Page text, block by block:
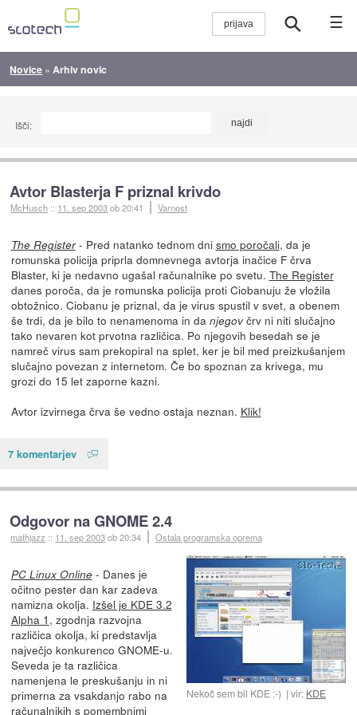
☰
Novice » Arhiv novic
Išči:
Avtor Blasterja F priznal krivdo
McHusch :: 11. sep 2003ob 20:41 Varnost
The Register- Pred natanko tednom dni smo poročali, da je
romunska policija priprla domnevnega avtorja inačice F črva
Blaster, ki je nedavno ugašal računalnike po svetu. The Register
danes poroča, da je romunska policija proti Ciobanuju že vložila
obtožnico. Ciobanu je priznal, da je virus spustil v svet, a obenem
še trdi, da je bilo to nenamenoma in da njegovčrv ni niti slučajno
tako nevaren kot prvotna različica. Po njegovih besedah se je
namreč virus sam prekopiral na splet, ker je bil med preizkušanjem
slučajno povezan z internetom. Če bo spoznan za krivega, mu
grozi do 15 let zaporne kazni.
Avtor izvirnega črva še vedno ostaja neznan. Klik!
7 komentarjev
Odgovor na GNOME 2.4
mathjazz :: 11. sep 2003ob 20:34 Ostala programska oprema
Nekoč sem bil KDE :-) vir: KDE
PC Linux Online- Danes je
očitno pester dan kar zadeva
namizna okolja. Izšel je KDE 3.2
Alpha 1 , zgodnja razvojna
različica okolja, ki predstavlja
največjo konkurenco GNOME-u.
Seveda je ta različica
namenjena le preskušanju in ni
primerna za vsakdanjo rabo na
računalnikih s pomembnimi